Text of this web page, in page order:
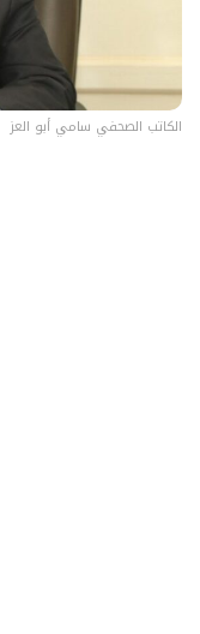
الكاتب الصحفي سامي أبو العز